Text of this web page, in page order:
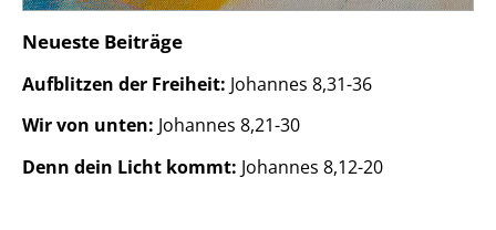
Neueste Beiträge
Aufblitzen der Freiheit: Johannes 8,31-36
Wir von unten: Johannes 8,21-30
Denn dein Licht kommt: Johannes 8,12-20